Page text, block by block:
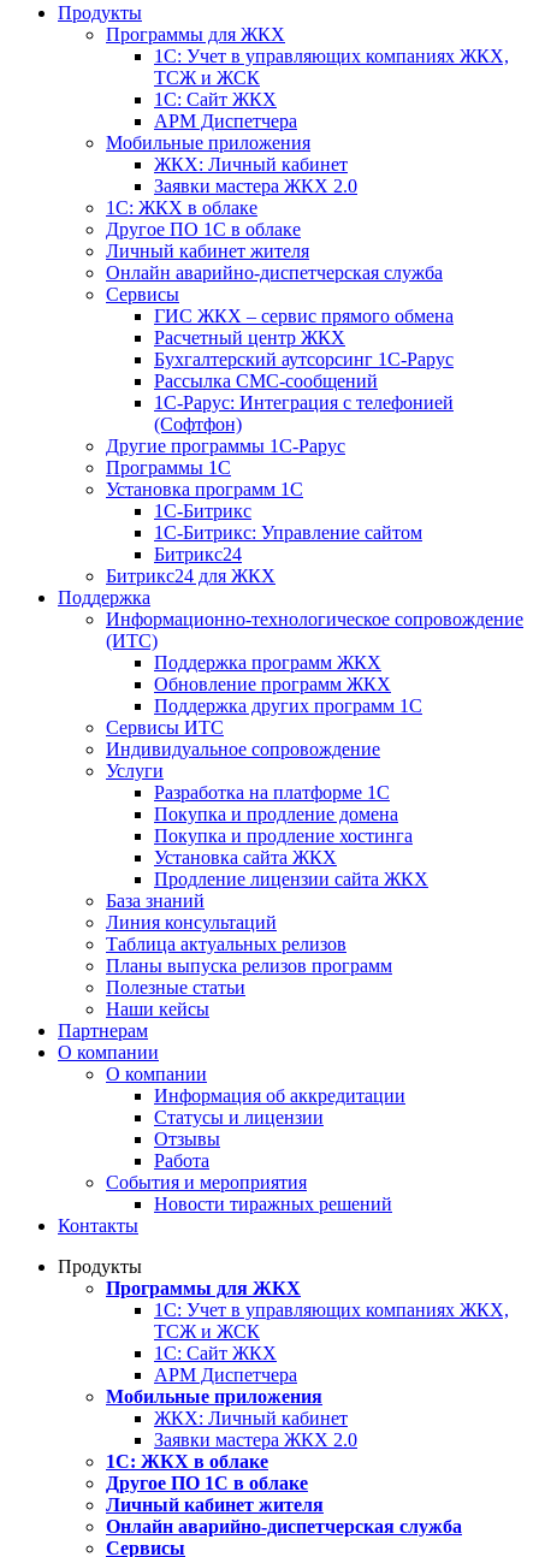
Продукты
Программы для ЖКХ
1С: Учет в управляющих компаниях ЖКХ,
ТСЖ и ЖСК
1С: Сайт ЖКХ
АРМ Диспетчера
Мобильные приложения
ЖКХ: Личный кабинет
Заявки мастера ЖКХ 2.0
1С: ЖКХ в облаке
Другое ПО 1С в облаке
Личный кабинет жителя
Онлайн аварийно-диспетчерская служба
Сервисы
ГИС ЖКХ – сервис прямого обмена
Расчетный центр ЖКХ
Бухгалтерский аутсорсинг 1С-Рарус
Рассылка СМС-сообщений
1С-Рарус: Интеграция с телефонией
(Софтфон)
Другие программы 1С-Рарус
Программы 1С
Установка программ 1С
1С-Битрикс
1С-Битрикс: Управление сайтом
Битрикс24
Битрикс24 для ЖКХ
Поддержка
Информационно-технологическое сопровождение
(ИТС)
Поддержка программ ЖКХ
Обновление программ ЖКХ
Поддержка других программ 1С
Сервисы ИТС
Индивидуальное сопровождение
Услуги
Разработка на платформе 1С
Покупка и продление домена
Покупка и продление хостинга
Установка сайта ЖКХ
Продление лицензии сайта ЖКХ
База знаний
Линия консультаций
Таблица актуальных релизов
Планы выпуска релизов программ
Полезные статьи
Наши кейсы
Партнерам
О компании
О компании
Информация об аккредитации
Статусы и лицензии
Отзывы
Работа
События и мероприятия
Новости тиражных решений
Контакты
Продукты
Программы для ЖКХ
1С: Учет в управляющих компаниях ЖКХ,
ТСЖ и ЖСК
1С: Сайт ЖКХ
АРМ Диспетчера
Мобильные приложения
ЖКХ: Личный кабинет
Заявки мастера ЖКХ 2.0
1С: ЖКХ в облаке
Другое ПО 1С в облаке
Личный кабинет жителя
Онлайн аварийно-диспетчерская служба
Сервисы